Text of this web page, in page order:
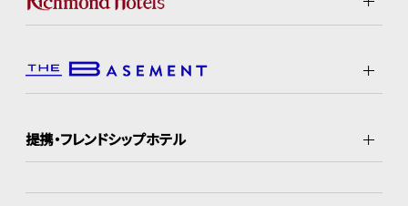
提携・フレンドシップホテル